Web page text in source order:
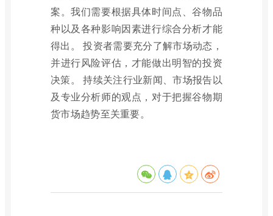
案。我们需要根据具体时间点、谷物品
种以及各种影响因素进行综合分析才能
得出。 投资者需要充分了解市场动态，
并进行风险评估，才能做出明智的投资
决策。 持续关注行业新闻、市场报告以
及专业分析师的观点，对于把握谷物期
货市场趋势至关重要。